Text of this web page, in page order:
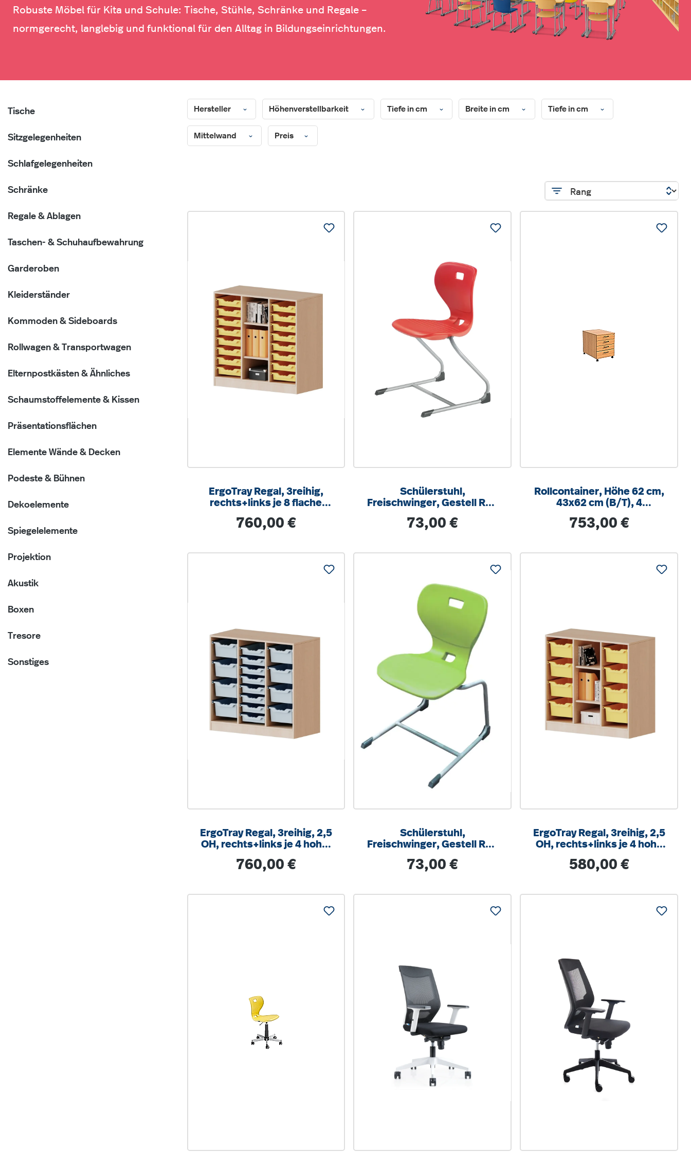
Robuste Möbel für Kita und Schule: Tische, Stühle, Schränke und Regale –
normgerecht, langlebig und funktional für den Alltag in Bildungseinrichtungen.
Tische
Sitzgelegenheiten
Schlafgelegenheiten
Schränke
Regale & Ablagen
Taschen- & Schuhaufbewahrung
Garderoben
Kleiderständer
Kommoden & Sideboards
Rollwagen & Transportwagen
Elternpostkästen & Ähnliches
Schaumstoffelemente & Kissen
Präsentationsflächen
Elemente Wände & Decken
Podeste & Bühnen
Dekoelemente
Spiegelelemente
Projektion
Akustik
Boxen
Tresore
Sonstiges
Hersteller Höhenverstellbarkeit Tiefe in cm Breite in cm Tiefe in cm
Mittelwand Preis
ErgoTray Regal, 3reihig,
rechts+links je 8 flache
B/H/T 104,5x100x40cm
Regulärer Preis:
760,00 €
Schülerstuhl,
Freischwinger, Gestell RAL
optionalen Aufstuhlschutz
Regulärer Preis:
73,00 €
Rollcontainer, Höhe 62 cm,
43x62 cm (B/T), 4
Regulärer Preis:
753,00 €
ErgoTray Regal, 3reihig, 2,5
OH, rechts+links je 4 hohe,
B/H/T104,5x100x40cm
Regulärer Preis:
760,00 €
Schülerstuhl,
Freischwinger, Gestell RAL
integrierten Aufstuhlschutz
Regulärer Preis:
73,00 €
ErgoTray Regal, 3reihig, 2,5
OH, rechts+links je 4 hohe
B/H/T104,5x100x40cm
Regulärer Preis:
580,00 €